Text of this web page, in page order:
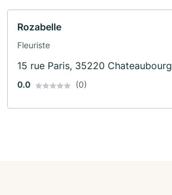
Rozabelle
Fleuriste
15 rue Paris, 35220 Chateaubourg
0.0 (0)